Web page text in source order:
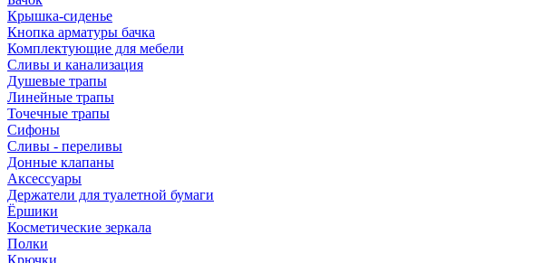
Крышка-сиденье
Кнопка арматуры бачка
Комплектующие для мебели
Сливы и канализация
Душевые трапы
Линейные трапы
Точечные трапы
Сифоны
Сливы - переливы
Донные клапаны
Аксессуары
Держатели для туалетной бумаги
Ёршики
Косметические зеркала
Полки
Крючки